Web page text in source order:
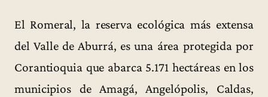
El Romeral, la reserva ecológica más extensa
del Valle de Aburrá, es una área protegida por
Corantioquia que abarca 5.171 hectáreas en los
municipios de Amagá, Angelópolis, Caldas,